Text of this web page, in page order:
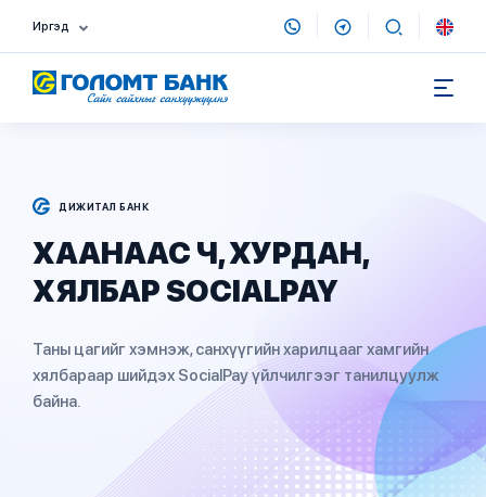
Иргэд
ДИЖИТАЛ БАНК
ХААНААС Ч, ХУРДАН,
ХЯЛБАР SOCIALPAY
Таны цагийг хэмнэж, санхүүгийн харилцааг хамгийн
хялбараар шийдэх SocialPay үйлчилгээг танилцуулж
байна.